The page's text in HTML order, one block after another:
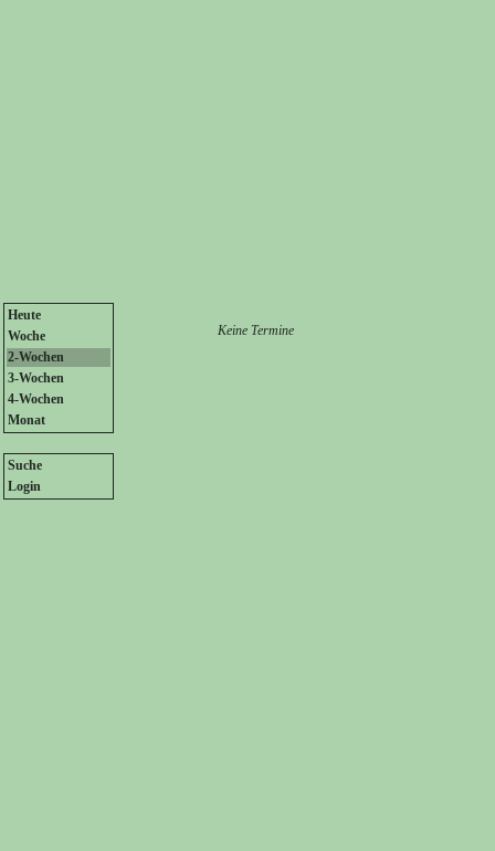
Heute
Woche
2-Wochen
3-Wochen
4-Wochen
Monat
Suche
Login
Keine Termine